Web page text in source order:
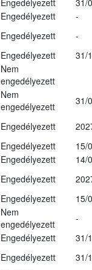
Engedélyezett
31/
Engedélyezett
-
Engedélyezett
-
Engedélyezett
31/
Nem
engedélyezett
Nem
engedélyezett
31/
Engedélyezett
Engedélyezett
15/
Engedélyezett
14/
Engedélyezett
Engedélyezett
15/
Nem
engedélyezett
-
Engedélyezett
31/
Engedélyezett
31/